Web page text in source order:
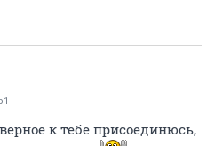
к тебе присоединюсь,